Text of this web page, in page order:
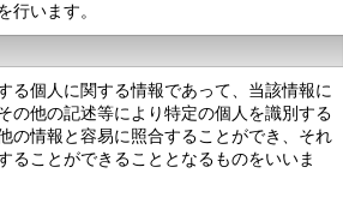
行います。
る個人に関する情報であって、当該情報に
の他の記述等により特定の個人を識別する
の情報と容易に照合することができ、それ
ることができることとなるものをいいま